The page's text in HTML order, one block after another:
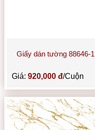
Giấy dán tường 88646-1
Giá:920,000 đ/Cuộn